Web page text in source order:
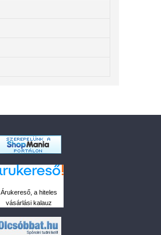
Árukereső, a hiteles
vásárlási kalauz